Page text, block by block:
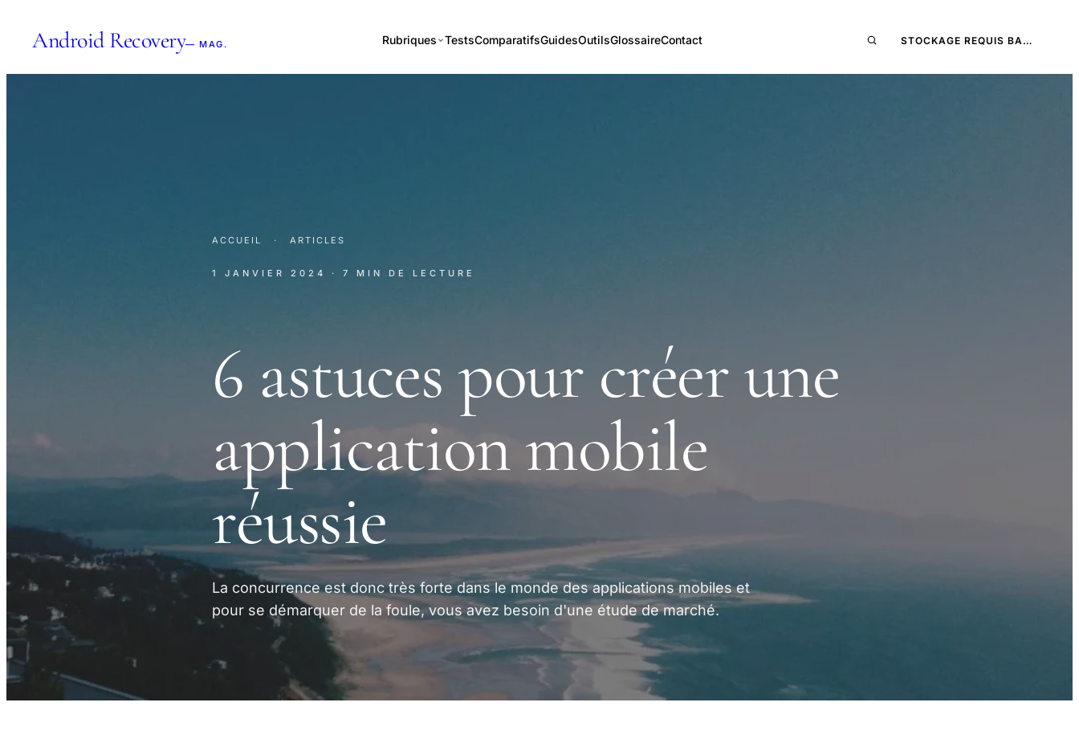
Android Recovery— MAG. Rubriques TestsComparatifsGuidesOutilsGlossaireContact STOCKAGE REQUIS BA…
ACCUEIL · ARTICLES
1 JANVIER 2024 · 7 MIN DE LECTURE
6 astuces pour créer une
application mobile
réussie
La concurrence est donc très forte dans le monde des applications mobiles et
pour se démarquer de la foule, vous avez besoin d'une étude de marché.